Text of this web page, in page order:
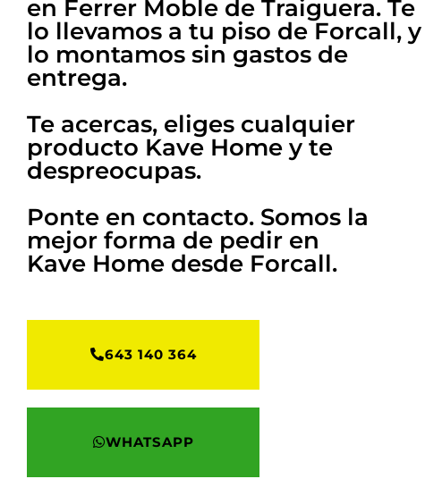
en Ferrer Moble de Traiguera. Te
lo llevamos a tu piso de Forcall, y
lo montamos sin gastos de
entrega.
Te acercas, eliges cualquier
producto Kave Home y te
despreocupas.
Ponte en contacto. Somos la
mejor forma de pedir en
Kave Home desde Forcall.
643 140 364
WHATSAPP